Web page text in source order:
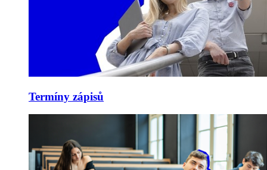
Termíny zápisů